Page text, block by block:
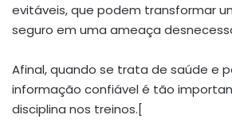
evitáveis, que podem transformar
seguro em uma ameaça
Afinal, quando se trata de saúde e
informação confiável é tão
disciplina nos treinos.[